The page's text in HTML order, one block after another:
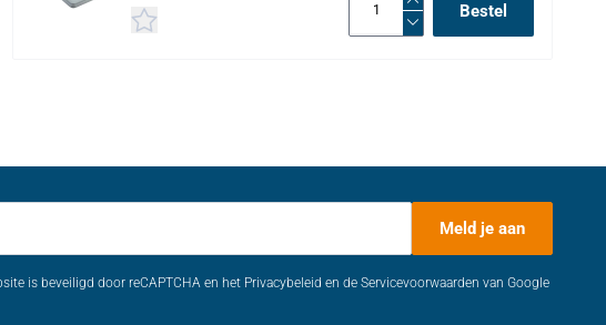
Bestel
Meld je aan
is beveiligd door reCAPTCHA en het Privacybeleid en de Servicevoorwaarden van Google